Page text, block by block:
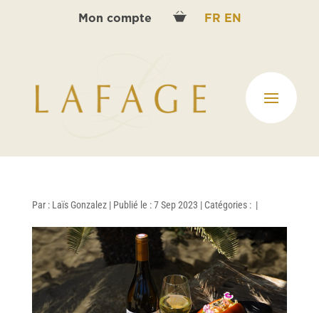
Mon compte FR EN
Par : Laïs Gonzalez | Publié le : 7 Sep 2023 | Catégories : |